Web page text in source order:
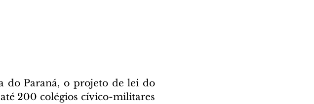
do Paraná, o projeto de lei do
200 colégios cívico-militares